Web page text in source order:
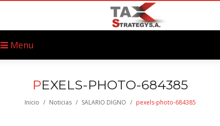
Menu
PEXELS-PHOTO-684385
Inicio / Noticias / SALARIO DIGNO / pexels-photo-684385